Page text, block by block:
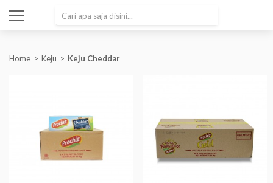
Home Keju Keju Cheddar